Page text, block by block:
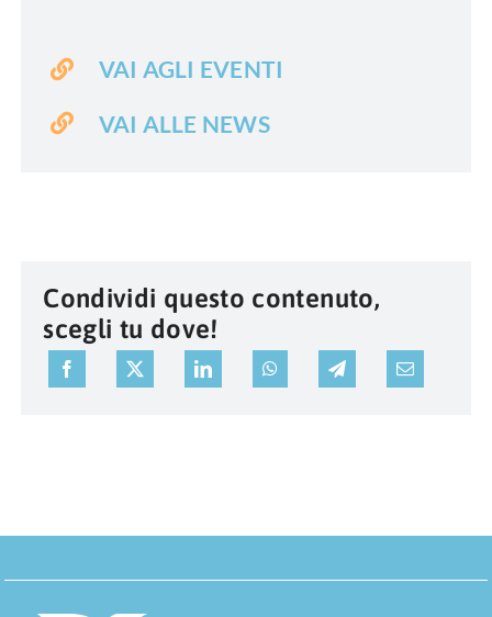
VAI AGLI EVENTI
VAI ALLE NEWS
Condividi questo contenuto,
scegli tu dove!